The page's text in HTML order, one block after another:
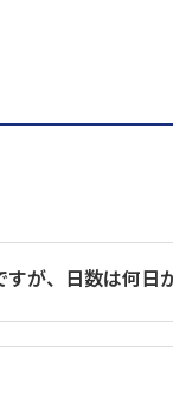
が、日数は何日